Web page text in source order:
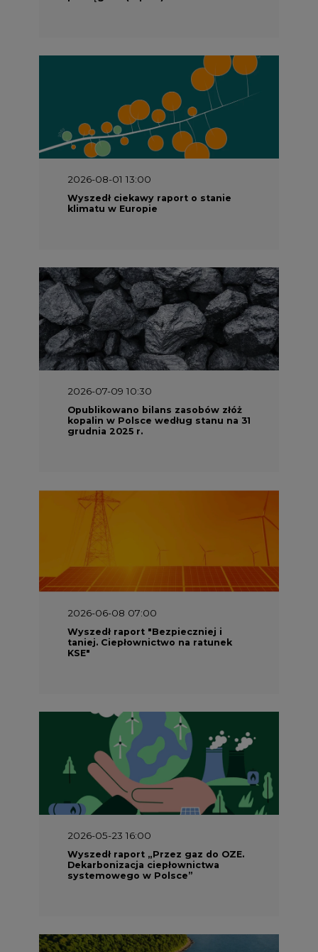
2026-08-01 13:00
Wyszedł ciekawy raport o stanie
klimatu w Europie
2026-07-09 10:30
Opublikowano bilans zasobów złóż
kopalin w Polsce według stanu na 31
grudnia 2025 r.
2026-06-08 07:00
Wyszedł raport "Bezpieczniej i
taniej. Ciepłownictwo na ratunek
KSE"
2026-05-23 16:00
Wyszedł raport „Przez gaz do OZE.
Dekarbonizacja ciepłownictwa
systemowego w Polsce”